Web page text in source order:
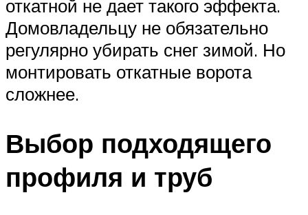
откатной не дает такого эффекта.
Домовладельцу не обязательно
регулярно убирать снег зимой. Но
монтировать откатные ворота
сложнее.
Выбор подходящего
профиля и труб